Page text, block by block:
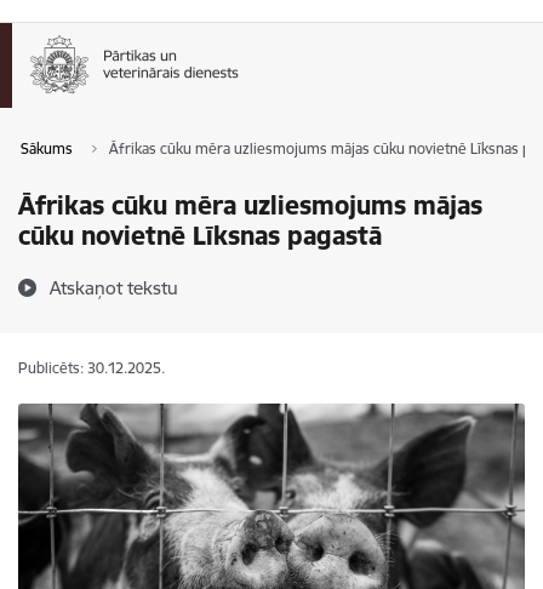
Sākums Āfrikas cūku mēra uzliesmojums mājas cūku novietnē Līksnas
Āfrikas cūku mēra uzliesmojums mājas
cūku novietnē Līksnas pagastā
Atskaņot tekstu
Publicēts: 30.12.2025.